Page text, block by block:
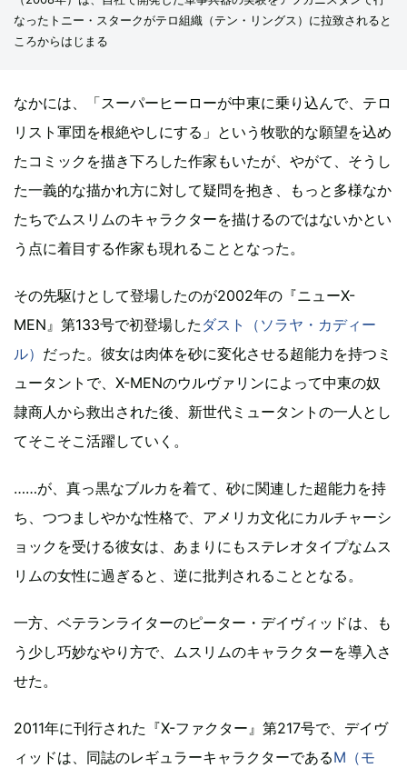
なったトニー・スタークがテロ組織（テン・リングス）に拉致されると
ころからはじまる
なかには、「スーパーヒーローが中東に乗り込んで、テロ
リスト軍団を根絶やしにする」という牧歌的な願望を込め
たコミックを描き下ろした作家もいたが、やがて、そうし
た一義的な描かれ方に対して疑問を抱き、もっと多様なか
たちでムスリムのキャラクターを描けるのではないかとい
う点に着目する作家も現れることとなった。
その先駆けとして登場したのが2002年の『ニューX-
MEN』第133号で初登場した ダスト（ソラヤ・カディー
ル） だった。彼女は肉体を砂に変化させる超能力を持つミ
ュータントで、X-MENのウルヴァリンによって中東の奴
隷商人から救出された後、新世代ミュータントの一人とし
てそこそこ活躍していく。
……が、真っ黒なブルカを着て、砂に関連した超能力を持
ち、つつましやかな性格で、アメリカ文化にカルチャーシ
ョックを受ける彼女は、あまりにもステレオタイプなムス
リムの女性に過ぎると、逆に批判されることとなる。
一方、ベテランライターのピーター・デイヴィッドは、も
う少し巧妙なやり方で、ムスリムのキャラクターを導入さ
せた。
2011年に刊行された『X-ファクター』第217号で、デイヴ
ィッドは、同誌のレギュラーキャラクターであるM（モ